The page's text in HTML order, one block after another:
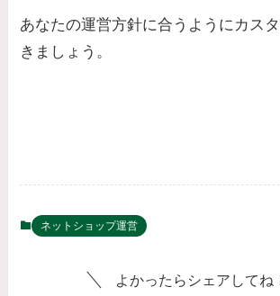
あなたの運営方針に合うようにカス
きましょう。
ネットショップ運営
よかったらシェアしてね